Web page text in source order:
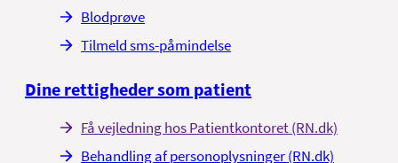
Blodprøve
Tilmeld sms-påmindelse
Dine rettigheder som patient
Få vejledning hos Patientkontoret (RN.dk)
Behandling af personoplysninger (RN.dk)